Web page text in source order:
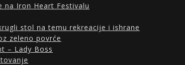
na Iron Heart Festivalu
stol na temu rekreacije i ishrane
zeleno povrće
– Lady Boss